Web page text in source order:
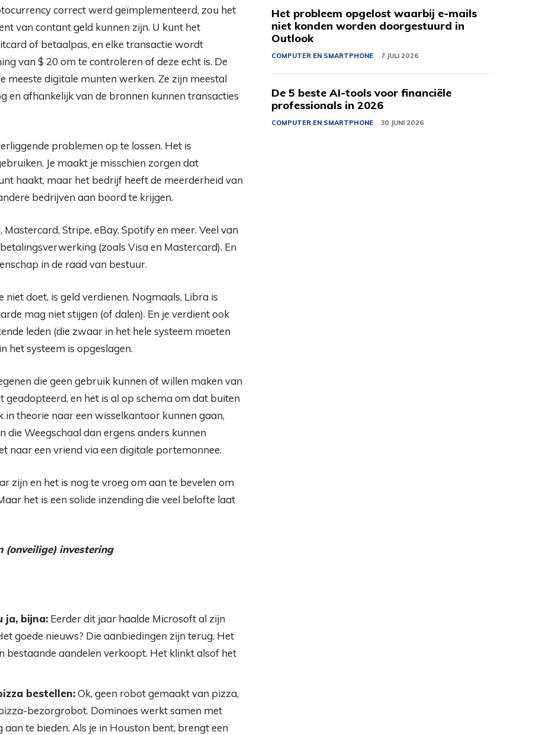
correct werd geïmplementeerd, zou het
van contant geld kunnen zijn. U kunt het
of betaalpas, en elke transactie wordt
van $ 20 om te controleren of deze echt is. De
meeste digitale munten werken. Ze zijn meestal
en afhankelijk van de bronnen kunnen transacties
problemen op te lossen. Het is
Je maakt je misschien zorgen dat
haakt, maar het bedrijf heeft de meerderheid van
bedrijven aan boord te krijgen.
Stripe, eBay, Spotify en meer. Veel van
(zoals Visa en Mastercard). En
in de raad van bestuur.
doet, is geld verdienen. Nogmaals, Libra is
mag niet stijgen (of dalen). En je verdient ook
leden (die zwaar in het hele systeem moeten
het systeem is opgeslagen.
die geen gebruik kunnen of willen maken van
en het is al op schema om dat buiten
theorie naar een wisselkantoor kunnen gaan,
die Weegschaal dan ergens anders kunnen
naar een vriend via een digitale portemonnee.
zijn en het is nog te vroeg om aan te bevelen om
het is een solide inzending die veel belofte laat
(onveilige) investering
ja, bijna: Eerder dit jaar haalde Microsoft al zijn
goede nieuws? Die aanbiedingen zijn terug. Het
bestaande aandelen verkoopt. Het klinkt alsof het
bestellen:Ok, geen robot gemaakt van pizza,
bezorgrobot. Dominoes werkt samen met
te bieden. Als je in Houston bent, brengt een
Het probleem opgelost waarbij e-mails
niet konden worden doorgestuurd in
Outlook
COMPUTER EN SMARTPHONE 7 JULI 2026
De 5 beste AI-tools voor financiële
professionals in 2026
COMPUTER EN SMARTPHONE 30 JUNI 2026